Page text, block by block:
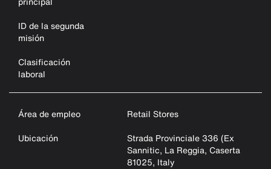
ID de la segunda
misión
Clasificación
laboral
Área de empleo
Retail Stores
Ubicación
Strada Provinciale 336 (ex
Sannitic, La Reggia, Caserta
81025, Italy